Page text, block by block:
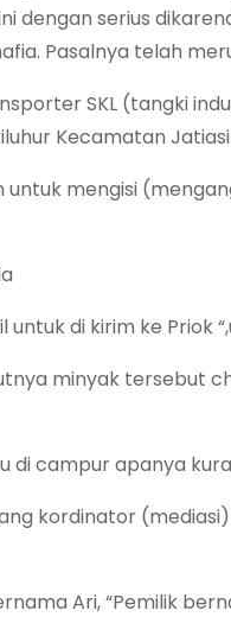
dengan serius
Pasalnya telah
SKL (tangki
Kecamatan
mengisi
di kirim ke Priok
minyak tersebut
di campur apanya
kordinator (mediasi)
Ari, “Pemilik